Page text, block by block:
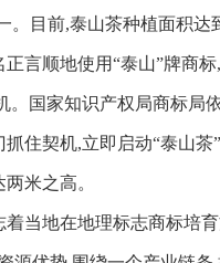
。目前,泰山茶种植面积达
顺地使用“泰山”牌商标,
国家知识产权局商标局依
契机,立即启动“泰山茶”
米之高。
地在地理标志商标培育